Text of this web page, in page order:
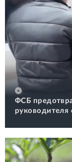
ФСБ
руководителя